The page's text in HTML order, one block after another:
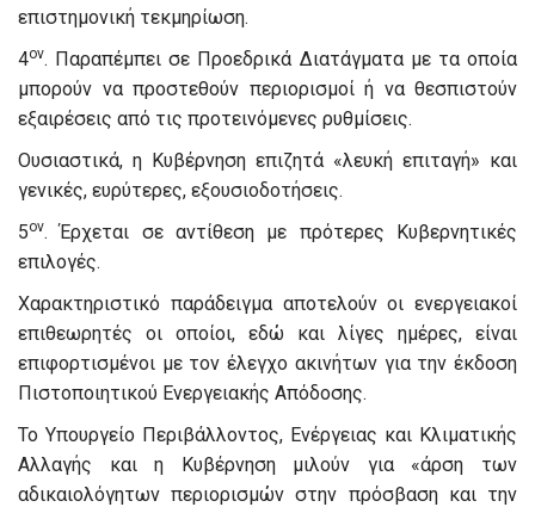
επιστημονική τεκμηρίωση.
4ον. Παραπέμπει σε Προεδρικά Διατάγματα με τα οποία
μπορούν να προστεθούν περιορισμοί ή να θεσπιστούν
εξαιρέσεις από τις προτεινόμενες ρυθμίσεις.
Ουσιαστικά, η Κυβέρνηση επιζητά «λευκή επιταγή» και
γενικές, ευρύτερες, εξουσιοδοτήσεις.
5ον. Έρχεται σε αντίθεση με πρότερες Κυβερνητικές
επιλογές.
Χαρακτηριστικό παράδειγμα αποτελούν οι ενεργειακοί
επιθεωρητές οι οποίοι, εδώ και λίγες ημέρες, είναι
επιφορτισμένοι με τον έλεγχο ακινήτων για την έκδοση
Πιστοποιητικού Ενεργειακής Απόδοσης.
Το Υπουργείο Περιβάλλοντος, Ενέργειας και Κλιματικής
Αλλαγής και η Κυβέρνηση μιλούν για «άρση των
αδικαιολόγητων περιορισμών στην πρόσβαση και την